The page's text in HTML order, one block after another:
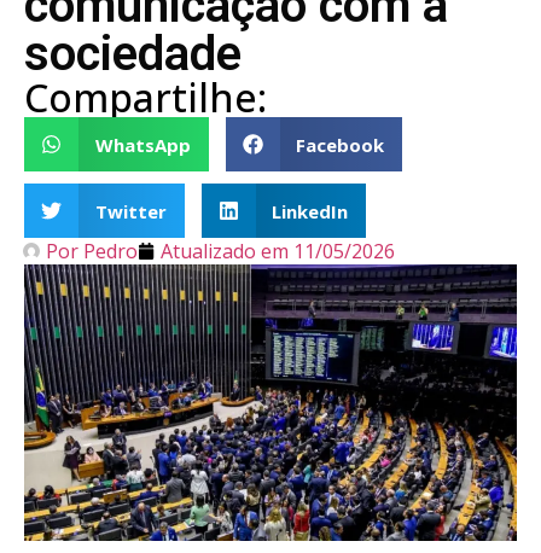
sociedade
Compartilhe:
WhatsApp Facebook
Twitter LinkedIn
Por Pedro Atualizado em 11/05/2026